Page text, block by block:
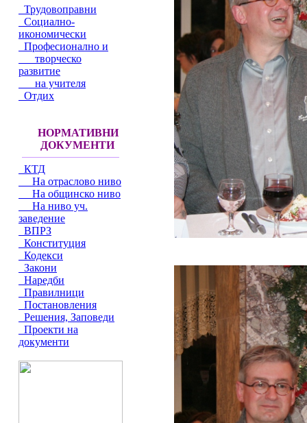
Трудовоправни
Социално-
икономически
Професионално и
творческо
развитие
на учителя
Отдих
НОРМАТИВНИ
ДОКУМЕНТИ
КТД
На отраслово ниво
На общинско ниво
На ниво уч.
заведение
ВПРЗ
Конституция
Кодекси
Закони
Наредби
Правилници
Постановления
Решения, Заповеди
Проекти на
документи